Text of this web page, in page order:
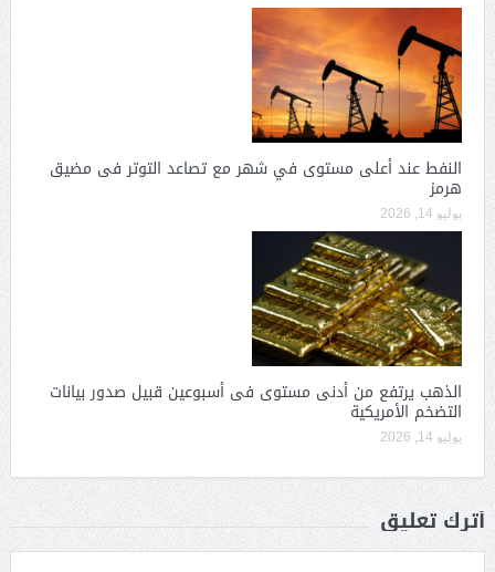
النفط عند أعلى مستوى في شهر مع تصاعد التوتر فى مضيق
هرمز
يوليو 14, 2026
الذهب يرتفع من أدنى مستوى فى أسبوعين قبيل صدور بيانات
التضخم الأمريكية
يوليو 14, 2026
أترك تعليق